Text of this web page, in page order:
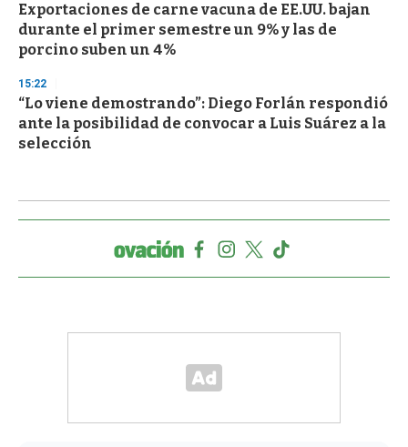
Exportaciones de carne vacuna de EE.UU. bajan
durante el primer semestre un 9% y las de
porcino suben un 4%
15:22
“Lo viene demostrando”: Diego Forlán respondió
ante la posibilidad de convocar a Luis Suárez a la
selección